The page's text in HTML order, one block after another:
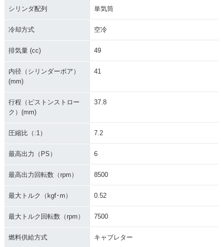
1972年 HUSTLER
シリンダ配列 単気筒
冷却方式 空冷
排気量 (cc) 49
内径（シリンダーボア）
(mm)
41
行程（ピストンストロー
ク）(mm)
37.8
圧縮比（:1） 7.2
最高出力（PS） 6
最高出力回転数（rpm） 8500
最大トルク（kgf･m） 0.52
最大トルク回転数（rpm） 7500
燃料供給方式 キャブレター